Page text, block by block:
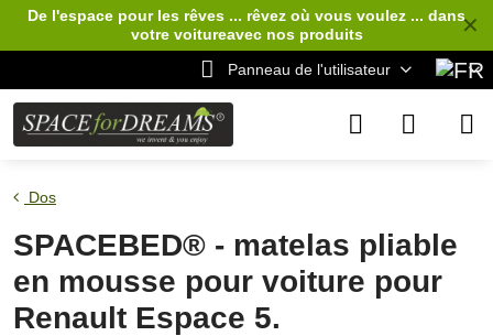
✕
De l'espace pour les rêves ... rêvez où vous voulez ... dans
votre voitureavec nos produits
Panneau de l'utilisateur
Dos
SPACEBED® - matelas pliable
en mousse pour voiture pour
Renault Espace 5.